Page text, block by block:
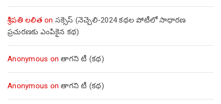
శ్రీపతి లలిత on సక్సెస్ (నెచ్చెలి-2024 కథల పోటీలో సాధారణ
ప్రచురణకు ఎంపికైన కథ)
Anonymous onతాగని టీ (కథ)
Anonymous onతాగని టీ (కథ)